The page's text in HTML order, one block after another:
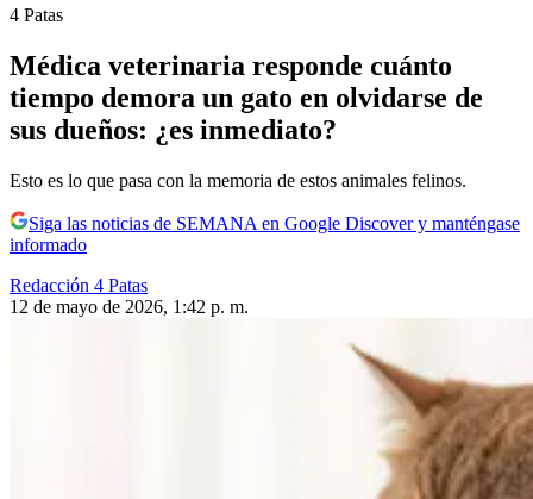
4 Patas
Médica veterinaria responde cuánto
tiempo demora un gato en olvidarse de
sus dueños: ¿es inmediato?
Esto es lo que pasa con la memoria de estos animales felinos.
Siga las noticias de SEMANA en Google Discover y manténgase
informado
Redacción 4 Patas
12 de mayo de 2026, 1:42 p. m.